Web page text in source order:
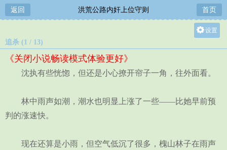
返回 洪荒公路内奸上位守则 首页
设置
中
追杀 (1 / 13)
《关闭小说畅读模式体验更好》
沈执有些恍惚，但还是小心撩开帘子一角，往外面看。
林中雨声如潮，潮水也明显上涨了一些——比她早前预
判的涨速快。
现在还算是小雨，但空气低沉了很多，槐山林子在雨声